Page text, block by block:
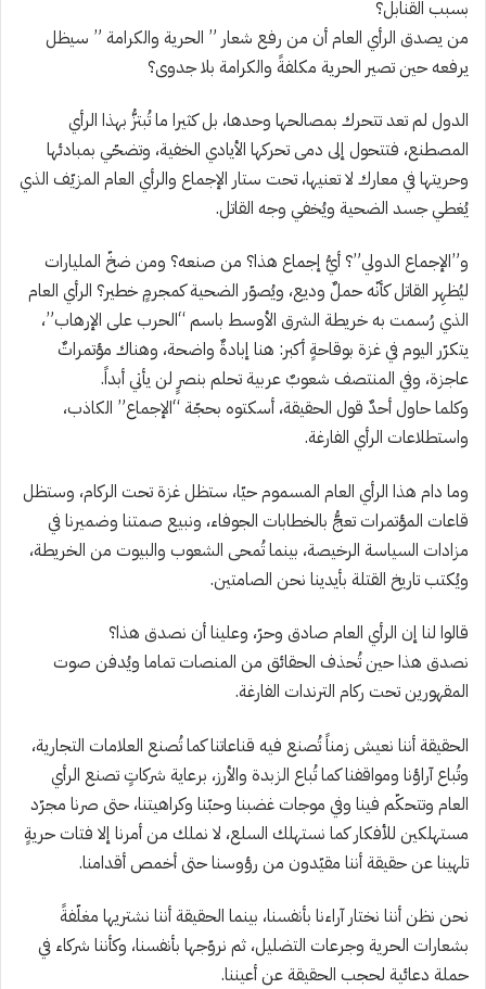
بسبب القنابل؟
من يصدق الرأي العام أن من رفع شعار ” الحرية والكرامة ” سيظل
يرفعه حين تصير الحرية مكلفةً والكرامة بلا جدوى؟
الدول لم تعد تتحرك بمصالحها وحدها، بل كثيرا ما تُبتزُّ بهذا الرأي
المصطنع، فتتحول إلى دمى تحركها الأيادي الخفية، وتضحّي بمبادئها
وحريتها في معارك لا تعنيها، تحت ستار الإجماع والرأي العام المزيّف الذي
يُغطي جسد الضحية ويُخفي وجه القاتل.
و”الإجماع الدولي”؟ أيُّ إجماع هذا؟ من صنعه؟ ومن ضخّ المليارات
ليُظهِر القاتل كأنّه حملٌ وديع، ويُصوّر الضحية كمجرمٍ خطير؟ الرأي العام
الذي رُسمت به خريطة الشرق الأوسط باسم “الحرب على الإرهاب”،
يتكرّر اليوم في غزة بوقاحةٍ أكبر: هنا إبادةٌ واضحة، وهناك مؤتمراتٌ
عاجزة، وفي المنتصف شعوبٌ عربية تحلم بنصرٍ لن يأتي أبداً.
وكلما حاول أحدٌ قول الحقيقة، أسكتوه بحجّة “الإجماع” الكاذب،
واستطلاعات الرأي الفارغة.
وما دام هذا الرأي العام المسموم حيّا، ستظل غزة تحت الركام، وستظل
قاعات المؤتمرات تعجُّ بالخطابات الجوفاء، ونبيع صمتنا وضميرنا في
مزادات السياسة الرخيصة، بينما تُمحى الشعوب والبيوت من الخريطة،
ويُكتب تاريخ القتلة بأيدينا نحن الصامتين.
قالوا لنا إن الرأي العام صادق وحرّ، وعلينا أن نصدق هذا؟
نصدق هذا حين تُحذف الحقائق من المنصات تماما ويُدفن صوت
المقهورين تحت ركام الترندات الفارغة.
الحقيقة أننا نعيش زمناً تُصنع فيه قناعاتنا كما تُصنع العلامات التجارية،
وتُباع آراؤنا ومواقفنا كما تُباع الزبدة والأرز، برعاية شركاتٍ تصنع الرأي
العام وتتحكّم فينا وفي موجات غضبنا وحبّنا وكراهيتنا، حتى صرنا مجرّد
مستهلكين للأفكار كما نستهلك السلع، لا نملك من أمرنا إلا فتات حريةٍ
تلهينا عن حقيقة أننا مقيّدون من رؤوسنا حتى أخمص أقدامنا.
نحن نظن أننا نختار آراءنا بأنفسنا، بينما الحقيقة أننا نشتريها مغلّفةً
بشعارات الحرية وجرعات التضليل، ثم نروّجها بأنفسنا، وكأننا شركاء في
حملة دعائية لحجب الحقيقة عن أعيننا.